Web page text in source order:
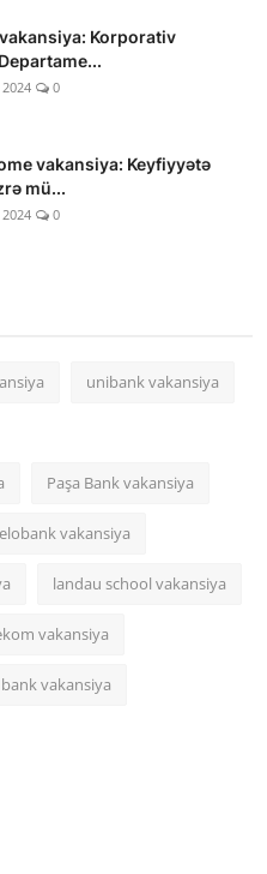
Korporativ
0
vakansiya: Keyfiyyətə
mü...
0
unibank vakansiya
Paşa Bank vakansiya
vakansiya
landau school vakansiya
vakansiya
vakansiya